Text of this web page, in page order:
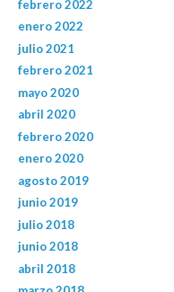
febrero 2022
enero 2022
julio 2021
febrero 2021
mayo 2020
abril 2020
febrero 2020
enero 2020
agosto 2019
junio 2019
julio 2018
junio 2018
abril 2018